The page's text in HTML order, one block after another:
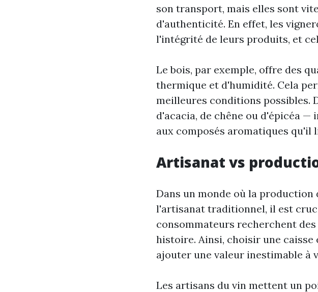
son transport, mais elles sont
d'authenticité. En effet, les
l'intégrité de leurs produits, et
Le bois, par exemple, offre des
thermique et d'humidité. Cela
meilleures conditions possibles.
d'acacia, de chêne ou d'épicéa
aux composés aromatiques qu'il
Artisanat vs
Dans un monde où la production
l'artisanat traditionnel, il est
consommateurs recherchent
histoire. Ainsi, choisir une
ajouter une valeur inestimable à
Les artisans du vin mettent un